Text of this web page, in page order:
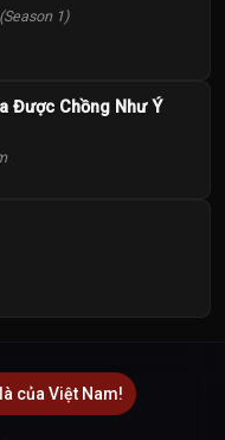
1)
Được Chồng Như Ý
của Việt Nam!